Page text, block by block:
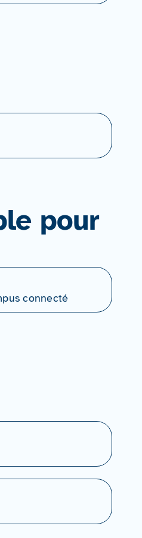
pour
connecté